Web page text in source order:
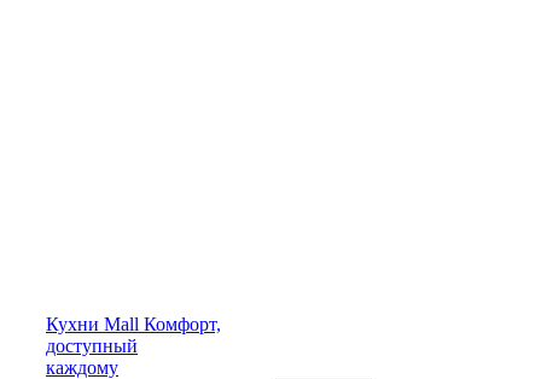
Кухни Mall Комфорт,
доступный
каждому